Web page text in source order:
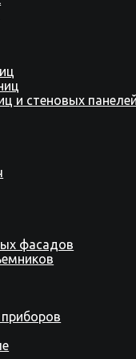
и стеновых
фасадов